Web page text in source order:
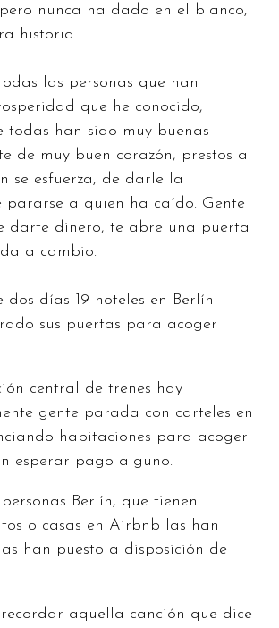
nunca ha dado en el blanco,
historia.
las personas que han
que he conocido,
todas han sido muy buenas
de muy buen corazón, prestos a
se esfuerza, de darle la
a quien ha caído. Gente
darte dinero, te abre una puerta
a cambio.
dos días 19 hoteles en Berlín
sus puertas para acoger
central de trenes hay
gente parada con carteles en
habitaciones para acoger
esperar pago alguno.
Berlín, que tienen
o casas en Airbnb las han
han puesto a disposición de
aquella canción que dice